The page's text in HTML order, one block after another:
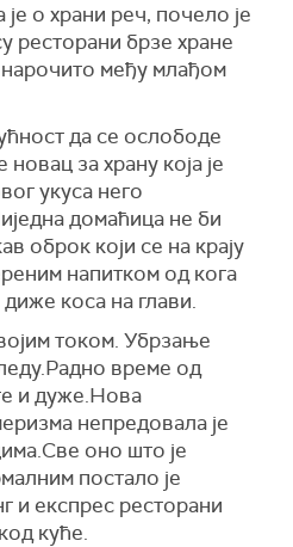
о храни реч, почело је
ресторани брзе хране
међу млађом
да се ослободе
за храну која је
укуса него
домаћица не би
оброк који се на крају
напитком од кога
коса на глави.
током. Убрзање
време од
и дуже.Нова
непредовала је
оно што је
постало је
и експрес ресторани
куће.